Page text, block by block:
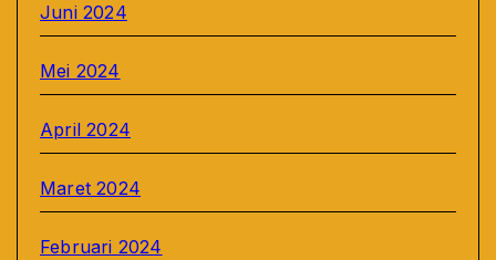
Juni 2024
Mei 2024
April 2024
Maret 2024
Februari 2024